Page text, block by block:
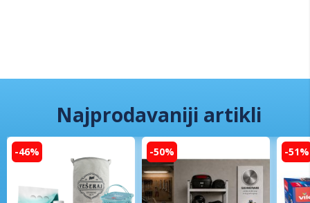
Najprodavaniji artikli
-46% -50% -51%